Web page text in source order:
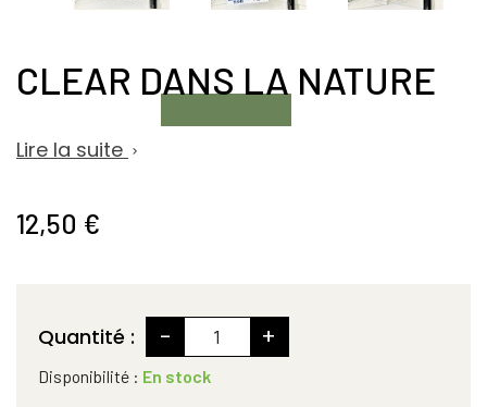
CLEAR DANS LA NATURE
Lire la suite 
12,50 €
Quantité : - +
Disponibilité : En stock